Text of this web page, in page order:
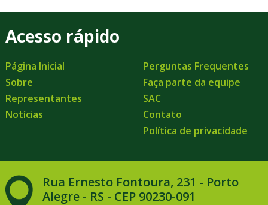
Acesso rápido
Página Inicial
Sobre
Representantes
Notícias
Perguntas Frequentes
Faça parte da equipe
SAC
Contato
Política de privacidade
Rua Ernesto Fontoura, 231 - Porto
Alegre - RS - CEP 90230-091